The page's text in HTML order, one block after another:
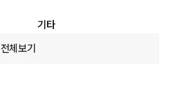
기타
전체보기